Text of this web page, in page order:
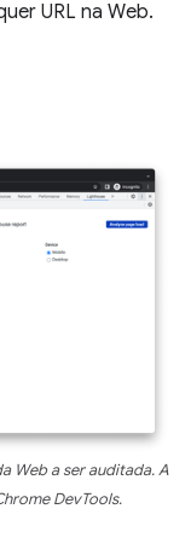
URL na Web.
Web a ser auditada. A
DevTools.